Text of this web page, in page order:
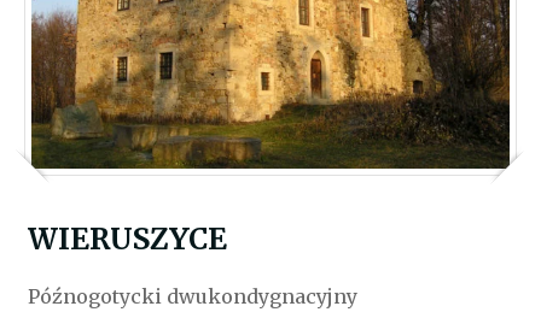
WIERUSZYCE
Późnogotycki dwukondygnacyjny